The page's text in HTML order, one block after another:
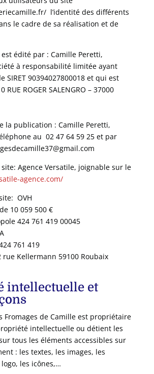
l’identité des différents
le cadre de sa réalisation et de
édité par : Camille Peretti,
à responsabilité limitée ayant
SIRET 90394027800018 et qui est
ROGER SALENGRO – 37000
la publication : Camille Peretti,
au 02 47 64 59 25 et par
Agence Versatile, joignable sur le
agence.com/
OVH
10 059 500 €
424 761 419 00045
761 419
rue Kellermann 59100 Roubaix
intellectuelle et
Fromages de Camille est propriétaire
intellectuelle ou détient les
tous les éléments accessibles sur
: les textes, les images, les
les icônes,…